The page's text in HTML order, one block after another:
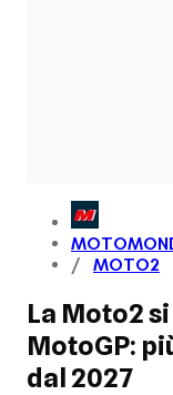
MOTO2
La Moto2
MotoGP:
dal 2027